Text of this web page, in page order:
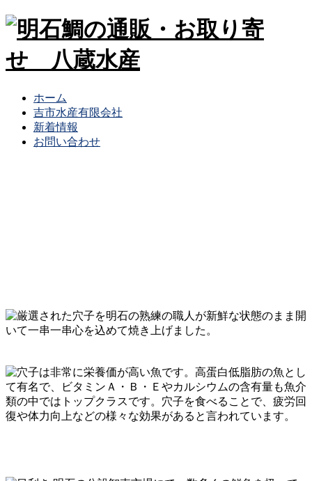
ホーム
吉市水産有限会社
新着情報
お問い合わせ